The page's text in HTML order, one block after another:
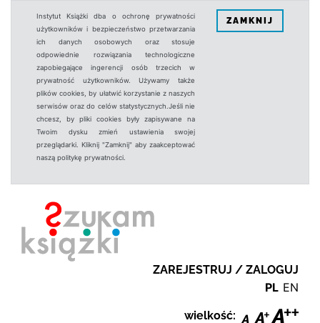
Instytut Książki dba o ochronę prywatności
użytkowników i bezpieczeństwo przetwarzania
ich danych osobowych oraz stosuje
odpowiednie rozwiązania technologiczne
zapobiegające ingerencji osób trzecich w
prywatność użytkowników. Używamy także
plików cookies, by ułatwić korzystanie z naszych
serwisów oraz do celów statystycznych.Jeśli nie
chcesz, by pliki cookies były zapisywane na
Twoim dysku zmień ustawienia swojej
przeglądarki. Kliknij "Zamknij" aby zaakceptować
naszą politykę prywatności.
ZAMKNIJ
ZAREJESTRUJ / ZALOGUJ
PL EN
wielkość: